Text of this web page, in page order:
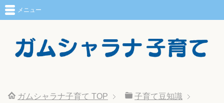
メニュー
ガムシャラナ子育て TOP
子育て豆知識